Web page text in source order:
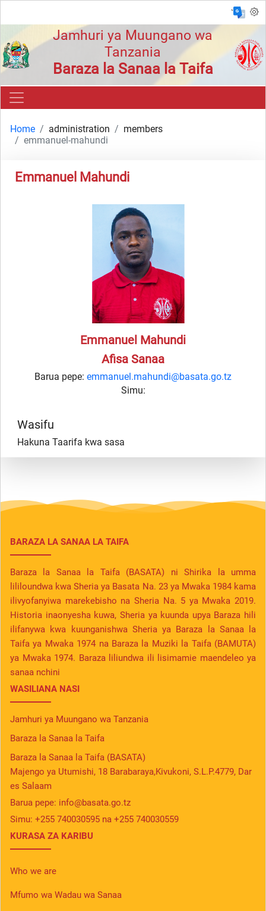
`
Jamhuri ya Muungano wa
Tanzania
Baraza la Sanaa la Taifa
Home administration
members
emmanuel-mahundi
Emmanuel Mahundi
Emmanuel Mahundi
Afisa Sanaa
Barua pepe: emmanuel.mahundi@basata.go.tz
Simu:
Wasifu
Hakuna Taarifa kwa sasa
BARAZA LA SANAA LA TAIFA
Baraza la Sanaa la Taifa (BASATA) ni Shirika la umma
lililoundwa kwa Sheria ya Basata Na. 23 ya Mwaka 1984 kama
ilivyofanyiwa marekebisho na Sheria Na. 5 ya Mwaka 2019.
Historia inaonyesha kuwa, Sheria ya kuunda upya Baraza hili
ilifanywa kwa kuunganishwa Sheria ya Baraza la Sanaa la
Taifa ya Mwaka 1974 na Baraza la Muziki la Taifa (BAMUTA)
ya Mwaka 1974. Baraza liliundwa ili lisimamie maendeleo ya
sanaa nchini
WASILIANA NASI
Jamhuri ya Muungano wa Tanzania
Baraza la Sanaa la Taifa
Baraza la Sanaa la Taifa (BASATA)
Majengo ya Utumishi, 18 Barabaraya,Kivukoni, S.L.P.4779, Dar
es Salaam
Barua pepe: info@basata.go.tz
Simu: +255 740030595 na +255 740030559
KURASA ZA KARIBU
Who we are
Mfumo wa Wadau wa Sanaa